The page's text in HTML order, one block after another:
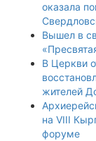
оказала
Вышел в
В Церкви
жителей
на VIII
форуме